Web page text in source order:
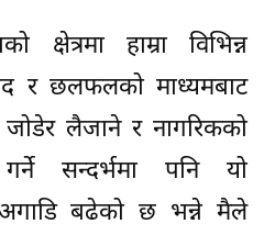
क्षेत्रमा हाम्रा विभिन्न
र छलफलको माध्यमबाट
लैजाने र नागरिकको
सन्दर्भमा पनि यो
बढेको छ भन्ने मैले